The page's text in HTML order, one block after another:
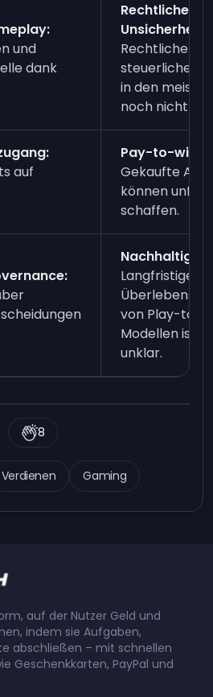
und
dank
Rechtliche
Unsicherheit:
Rechtliche
steuerliche
in den
noch nicht
auf
Pay-to-win-
Gekaufte
können
schaffen.
Langfristige
von Play-to-
Modellen ist
unklar.
Verdienen Gaming
8
auf der Nutzer Geld und
indem sie Aufgaben,
abschließen – mit schnellen
Geschenkkarten, PayPal und